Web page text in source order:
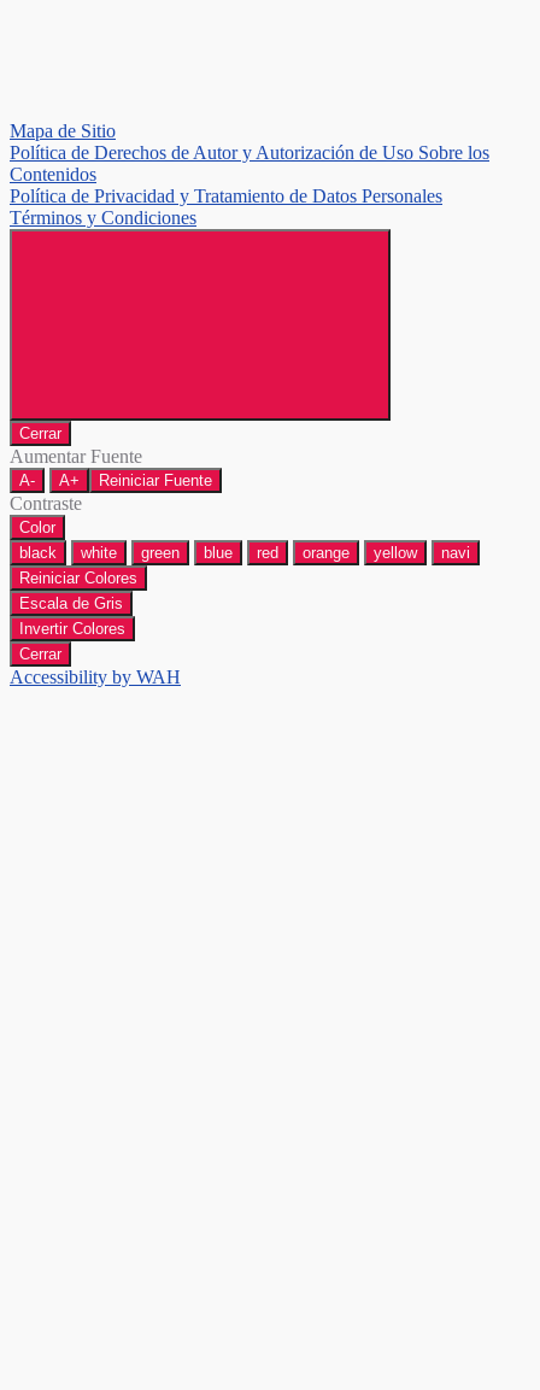
Mapa de Sitio
Política de Derechos de Autor y Autorización de Uso Sobre los
Contenidos
Política de Privacidad y Tratamiento de Datos Personales
Términos y Condiciones
Cerrar
Aumentar Fuente
A- A+ Reiniciar Fuente
Contraste
Color
black
white green blue red orange yellow
navi
Reiniciar Colores
Escala de Gris
Invertir Colores
Cerrar
Accessibility by WAH